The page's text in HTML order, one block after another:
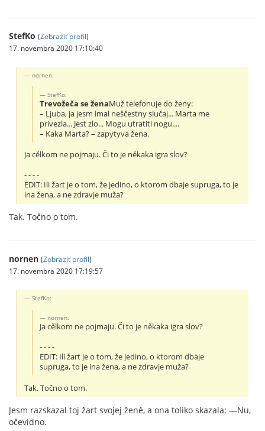
StefKo (Zobraziť profil)
17. novembra 2020 17:10:40
nornen:
StefKo:
Trevožeča se ženaMuž telefonuje do ženy:
– Ljuba, ja jesm imal neščestny slučaj... Marta me
privezla... Jest zlo... Mogu utratiti nogu....
– Kaka Marta? – zapytyva žena.
Ja cělkom ne pojmaju. Či to je někaka igra slov?
- - - -
EDIT: Ili žart je o tom, že jedino, o ktorom dbaje supruga, to je
ina žena, a ne zdravje muža?
Tak. Točno o tom.
nornen (Zobraziť profil)
17. novembra 2020 17:19:57
StefKo:
nornen:
Ja cělkom ne pojmaju. Či to je někaka igra slov?
- - - -
EDIT: Ili žart je o tom, že jedino, o ktorom dbaje
supruga, to je ina žena, a ne zdravje muža?
Tak. Točno o tom.
Jesm razskazal toj žart svojej ženě, a ona toliko skazala: —Nu,
očevidno.